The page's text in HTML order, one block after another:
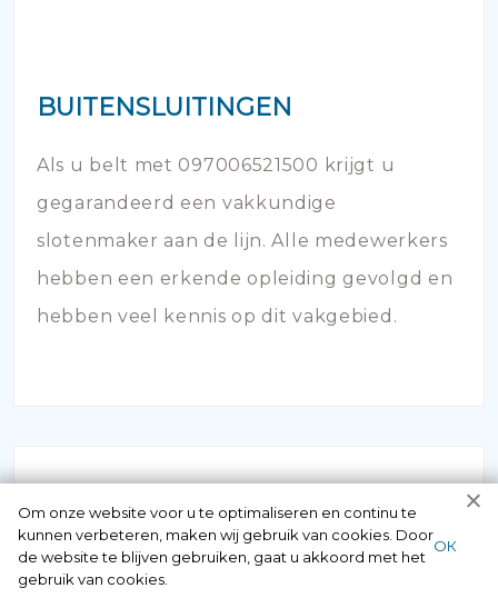
BUITENSLUITINGEN
Als u belt met 097006521500 krijgt u
gegarandeerd een vakkundige
slotenmaker aan de lijn. Alle medewerkers
hebben een erkende opleiding gevolgd en
hebben veel kennis op dit vakgebied.
SLOT KAPOT
Om onze website voor u te optimaliseren en continu te
kunnen verbeteren, maken wij gebruik van cookies. Door
de website te blijven gebruiken, gaat u akkoord met het
gebruik van cookies.
ОК